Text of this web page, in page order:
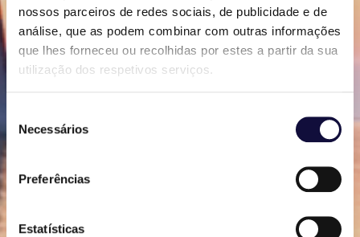
nossos parceiros de redes sociais, de publicidade e de
análise, que as podem combinar com outras informações
que lhes forneceu ou recolhidas por estes a partir da sua
utilização dos respetivos serviços.
de
consentimento
Necessários
Preferências
Estatísticas